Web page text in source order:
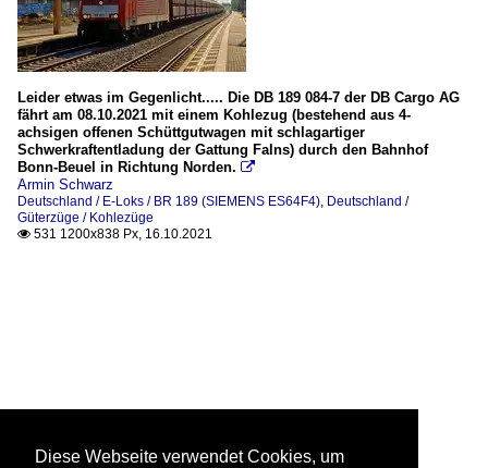
Leider etwas im Gegenlicht..... Die DB 189 084-7 der DB Cargo AG
fährt am 08.10.2021 mit einem Kohlezug (bestehend aus 4-
achsigen offenen Schüttgutwagen mit schlagartiger
Schwerkraftentladung der Gattung Falns) durch den Bahnhof
Bonn-Beuel in Richtung Norden. 
Armin Schwarz
Deutschland / E-Loks / BR 189 (SIEMENS ES64F4) Deutschland /
Güterzüge / Kohlezüge
 531 1200x838 Px, 16.10.2021
Diese Webseite verwendet Cookies, um